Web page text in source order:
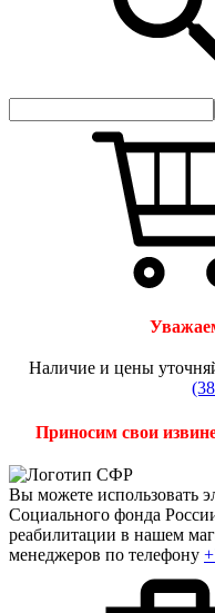
Наличие и цены
Приносим свои
Вы можете использовать
Социального фонда
реабилитации в нашем
менеджеров по телефону